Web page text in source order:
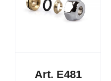
Art. E481